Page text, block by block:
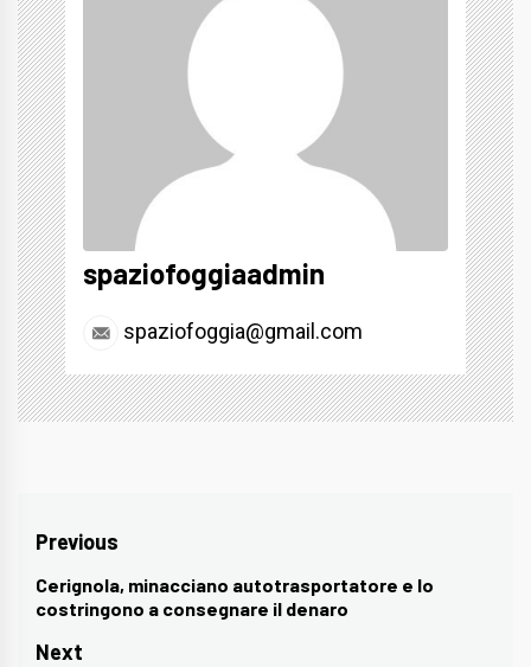
spaziofoggiaadmin
spaziofoggia@gmail.com
Navigazione
articoli
Previous
Previous
post:
Cerignola, minacciano autotrasportatore e lo
costringono a consegnare il denaro
Next